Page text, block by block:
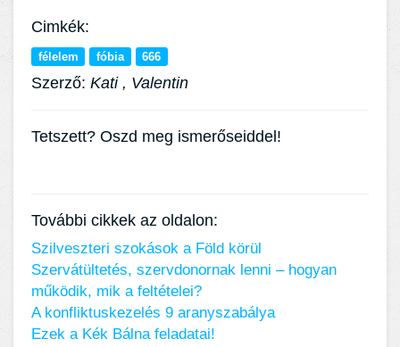
Cimkék:
félelem fóbia 666
Szerző: Kati , Valentin
Tetszett? Oszd meg ismerőseiddel!
További cikkek az oldalon:
Szilveszteri szokások a Föld körül
Szervátültetés, szervdonornak lenni – hogyan
működik, mik a feltételei?
A konfliktuskezelés 9 aranyszabálya
Ezek a Kék Bálna feladatai!